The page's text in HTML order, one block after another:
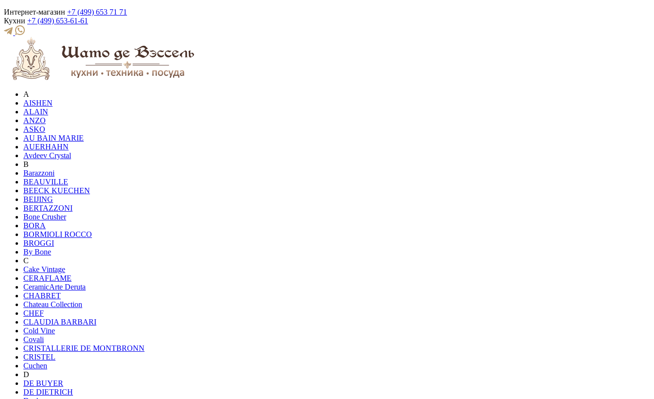
Интернет-магазин +7 (499) 653 71 71
Кухни +7 (499) 653-61-61
A
AISHEN
ALAIN
ANZO
ASKO
AU BAIN MARIE
AUERHAHN
Avdeev Crystal
B
Barazzoni
BEAUVILLE
BEECK KUECHEN
BEIJING
BERTAZZONI
Bone Crusher
BORA
BORMIOLI ROCCO
BROGGI
By Bone
C
Cake Vintage
CERAFLAME
CeramicArte Deruta
CHABRET
Chateau Collection
CHEF
CLAUDIA BARBARI
Cold Vine
Covali
CRISTALLERIE DE MONTBRONN
CRISTEL
Cuchen
D
DE BUYER
DE DIETRICH